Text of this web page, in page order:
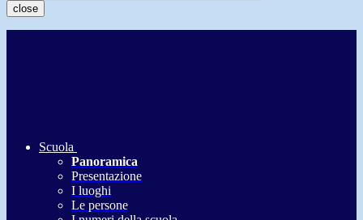
close
Scuola
Panoramica
Presentazione
I luoghi
Le persone